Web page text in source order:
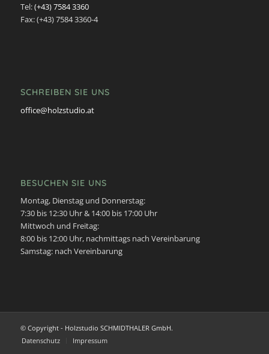
Tel:(+43) 7584 3360
Fax: (+43) 7584 3360-4
SCHREIBEN SIE UNS
office@holzstudio.at
BESUCHEN SIE UNS
Montag, Dienstag und Donnerstag:
7:30 bis 12:30 Uhr & 14:00 bis 17:00 Uhr
Mittwoch und Freitag:
8:00 bis 12:00 Uhr, nachmittags nach Vereinbarung
Samstag: nach Vereinbarung
© Copyright - Holzstudio SCHMIDTHALER GmbH.
Datenschutz
Impressum